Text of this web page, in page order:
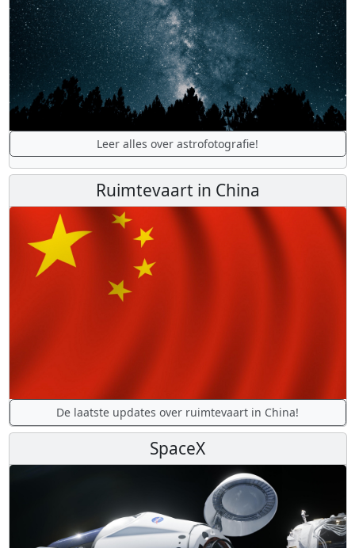
Leer alles over astrofotografie!
Ruimtevaart in China
De laatste updates over ruimtevaart in China!
SpaceX